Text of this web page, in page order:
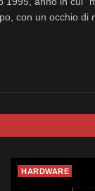
con un occhio di
HARDWARE